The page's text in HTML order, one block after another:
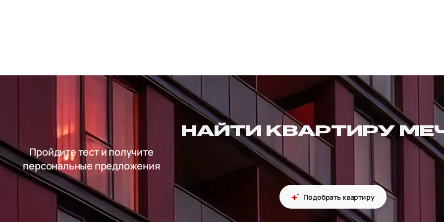
НАЙТИ КВАРТИРУ
Пройдите тест и получите
персональные предложения
Подобрать квартиру